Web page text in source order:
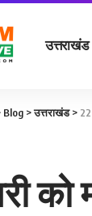
उत्तराखंड
Blog >उत्तराखंड>
को